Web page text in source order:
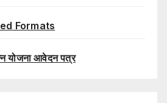
Formats
योजना आवेदन पत्र